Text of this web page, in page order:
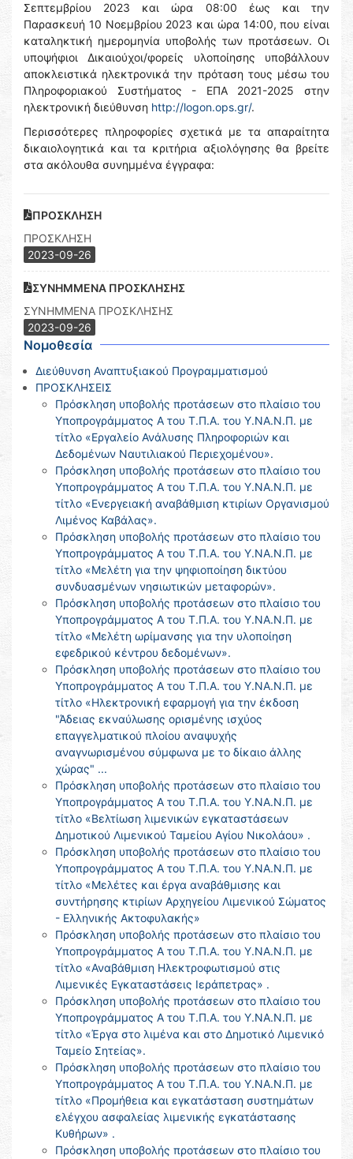
Σεπτεμβρίου 2023 και ώρα 08:00 έως και την
Παρασκευή 10 Νοεμβρίου 2023 και ώρα 14:00, που είναι
καταληκτική ημερομηνία υποβολής των προτάσεων. Οι
υποψήφιοι Δικαιούχοι/φορείς υλοποίησης υποβάλλουν
αποκλειστικά ηλεκτρονικά την πρόταση τους μέσω του
Πληροφοριακού Συστήματος - ΕΠΑ 2021-2025 στην
ηλεκτρονική διεύθυνση http://logon.ops.gr/.
Περισσότερες πληροφορίες σχετικά με τα απαραίτητα
δικαιολογητικά και τα κριτήρια αξιολόγησης θα βρείτε
στα ακόλουθα συνημμένα έγγραφα:
ΠΡΟΣΚΛΗΣΗ
ΠΡΟΣΚΛΗΣΗ
2023-09-26
ΣΥΝΗΜΜΕΝΑ ΠΡΟΣΚΛΗΣΗΣ
ΣΥΝΗΜΜΕΝΑ ΠΡΟΣΚΛΗΣΗΣ
2023-09-26
Νομοθεσία
Διεύθυνση Αναπτυξιακού Προγραμματισμού
ΠΡΟΣΚΛΗΣΕΙΣ
Πρόσκληση υποβολής προτάσεων στο πλαίσιο του
Υποπρογράμματος Α του Τ.Π.Α. του Υ.ΝΑ.Ν.Π. με
τίτλο «Εργαλείο Ανάλυσης Πληροφοριών και
Δεδομένων Ναυτιλιακού Περιεχομένου».
Πρόσκληση υποβολής προτάσεων στο πλαίσιο του
Υποπρογράμματος Α του Τ.Π.Α. του Υ.ΝΑ.Ν.Π. με
τίτλο «Ενεργειακή αναβάθμιση κτιρίων Οργανισμού
Λιμένος Καβάλας».
Πρόσκληση υποβολής προτάσεων στο πλαίσιο του
Υποπρογράμματος Α του Τ.Π.Α. του Υ.ΝΑ.Ν.Π. με
τίτλο «Μελέτη για την ψηφιοποίηση δικτύου
συνδυασμένων νησιωτικών μεταφορών».
Πρόσκληση υποβολής προτάσεων στο πλαίσιο του
Υποπρογράμματος Α του Τ.Π.Α. του Υ.ΝΑ.Ν.Π. με
τίτλο «Μελέτη ωρίμανσης για την υλοποίηση
εφεδρικού κέντρου δεδομένων».
Πρόσκληση υποβολής προτάσεων στο πλαίσιο του
Υποπρογράμματος Α του Τ.Π.Α. του Υ.ΝΑ.Ν.Π. με
τίτλο «Ηλεκτρονική εφαρμογή για την έκδοση
"Άδειας εκναύλωσης ορισμένης ισχύος
επαγγελματικού πλοίου αναψυχής
αναγνωρισμένου σύμφωνα με το δίκαιο άλλης
χώρας" ...
Πρόσκληση υποβολής προτάσεων στο πλαίσιο του
Υποπρογράμματος Α του Τ.Π.Α. του Υ.ΝΑ.Ν.Π. με
τίτλο «Βελτίωση λιμενικών εγκαταστάσεων
Δημοτικού Λιμενικού Ταμείου Αγίου Νικολάου» .
Πρόσκληση υποβολής προτάσεων στο πλαίσιο του
Υποπρογράμματος Α του Τ.Π.Α. του Υ.ΝΑ.Ν.Π. με
τίτλο «Μελέτες και έργα αναβάθμισης και
συντήρησης κτιρίων Αρχηγείου Λιμενικού Σώματος
- Ελληνικής Ακτοφυλακής»
Πρόσκληση υποβολής προτάσεων στο πλαίσιο του
Υποπρογράμματος Α του Τ.Π.Α. του Υ.ΝΑ.Ν.Π. με
τίτλο «Αναβάθμιση Ηλεκτροφωτισμού στις
Λιμενικές Εγκαταστάσεις Ιεράπετρας» .
Πρόσκληση υποβολής προτάσεων στο πλαίσιο του
Υποπρογράμματος Α του Τ.Π.Α. του Υ.ΝΑ.Ν.Π. με
τίτλο «Έργα στο λιμένα και στο Δημοτικό Λιμενικό
Ταμείο Σητείας».
Πρόσκληση υποβολής προτάσεων στο πλαίσιο του
Υποπρογράμματος Α του Τ.Π.Α. του Υ.ΝΑ.Ν.Π. με
τίτλο «Προμήθεια και εγκατάσταση συστημάτων
ελέγχου ασφαλείας λιμενικής εγκατάστασης
Κυθήρων» .
Πρόσκληση υποβολής προτάσεων στο πλαίσιο του